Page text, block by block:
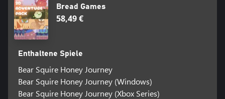
Bread Games
58,49 €
Enthaltene Spiele
Bear Squire Honey Journey
Bear Squire Honey Journey (Windows)
Bear Squire Honey Journey (Xbox Series)